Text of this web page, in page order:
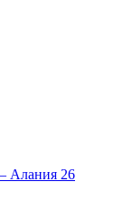
Алания 26